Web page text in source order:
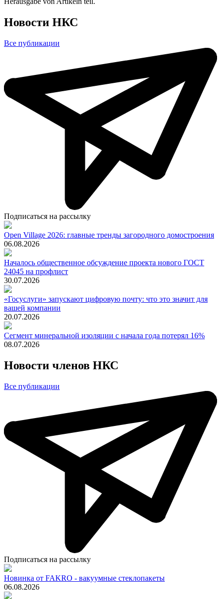
Новости НКС
Все публикации
Подписаться на рассылку
Open Village 2026: главные тренды загородного домостроения
06.08.2026
Началось общественное обсуждение проекта нового ГОСТ
24045 на профлист
30.07.2026
«Госуслуги» запускают цифровую почту: что это значит для
вашей компании
20.07.2026
Сегмент минеральной изоляции с начала года потерял 16%
08.07.2026
Новости членов НКС
Все публикации
Подписаться на рассылку
Новинка от FAKRO - вакуумные стеклопакеты
06.08.2026